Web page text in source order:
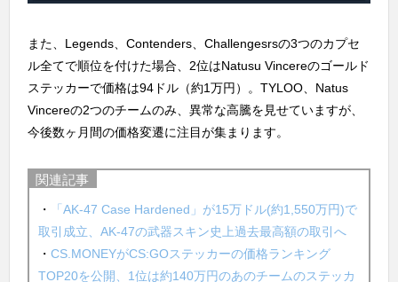
また、Legends、Contenders、Challengesrsの3つのカプセ
ル全てで順位を付けた場合、2位はNatusu Vincereのゴールド
ステッカーで価格は94ドル（約1万円）。TYLOO、Natus
Vincereの2つのチームのみ、異常な高騰を見せていますが、
今後数ヶ月間の価格変遷に注目が集まります。
関連記事
・
「AK-47 Case Hardened」が15万ドル(約1,550万円)で
取引成立、AK-47の武器スキン史上過去最高額の取引へ
・ CS.MONEYがCS:GOステッカーの価格ランキング
TOP20を公開、1位は約140万円のあのチームのステッカ